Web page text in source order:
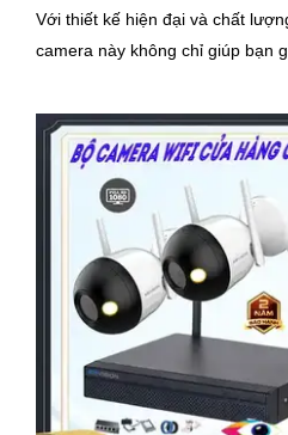
Với thiết kế hiện đại và chất
camera này không chỉ giúp bạn